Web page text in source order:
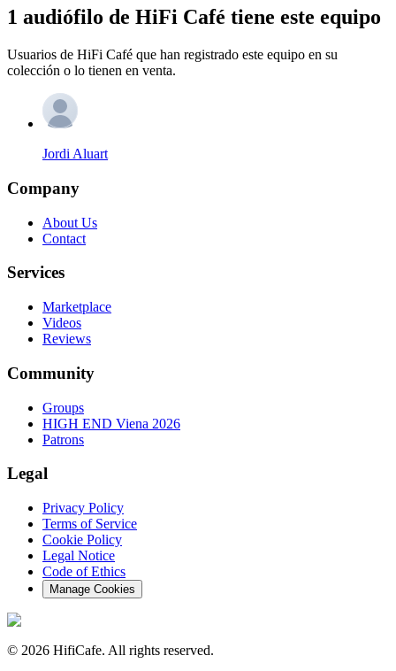
1 audiófilo de HiFi Café tiene este equipo
Usuarios de HiFi Café que han registrado este equipo en su
colección o lo tienen en venta.
Jordi Aluart
Company
About Us
Contact
Services
Marketplace
Videos
Reviews
Community
Groups
HIGH END Viena 2026
Patrons
Legal
Privacy Policy
Terms of Service
Cookie Policy
Legal Notice
Code of Ethics
Manage Cookies
© 2026 HifiCafe. All rights reserved.